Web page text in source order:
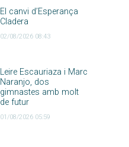
El canvi d’Esperança
Cladera
02/08/2026 08:43
Leire Escauriaza i Marc
Naranjo, dos
gimnastes amb molt
de futur
01/08/2026 05:59